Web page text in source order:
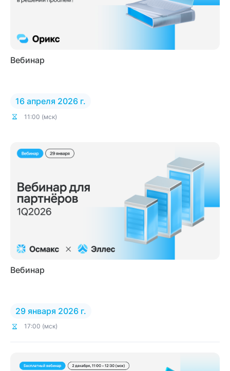
Вебинар
16 апреля 2026 г.
11:00 (мск)
Вебинар
29 января 2026 г.
17:00 (мск)